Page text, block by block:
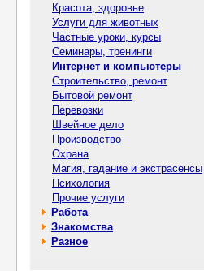
Красота, здоровье
Услуги для животных
Частные уроки, курсы
Семинары, тренинги
Интернет и компьютеры
Строительство, ремонт
Бытовой ремонт
Перевозки
Швейное дело
Производство
Охрана
Магия, гадание и экстрасенсы
Психология
Прочие услуги
Работа
Знакомства
Разное